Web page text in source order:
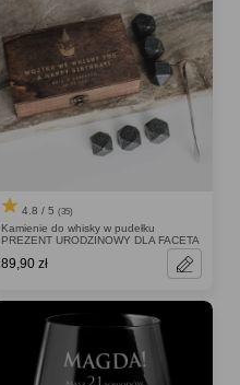
4.8 / 5 (35)
Kamienie do whisky w pudełku
PREZENT URODZINOWY DLA FACETA
89,90 zł